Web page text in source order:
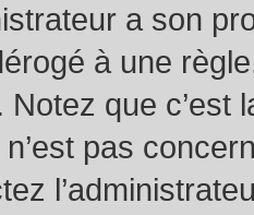
a son
à une
que c’est
pas